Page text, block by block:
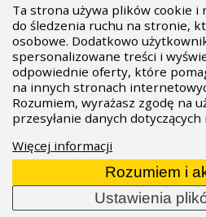
Ta strona używa plików cookie i
do śledzenia ruchu na stronie,
osobowe. Dodatkowo
spersonalizowane treści i
odpowiednie oferty, które
na innych stronach
Rozumiem, wyrażasz zgodę na
przesyłanie danych
Więcej informacji
Rozumiem i
Ustawienia